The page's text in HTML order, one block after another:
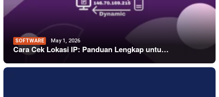
SOFTWARE May 1, 2026
Cara Cek Lokasi IP: Panduan Lengkap untu…